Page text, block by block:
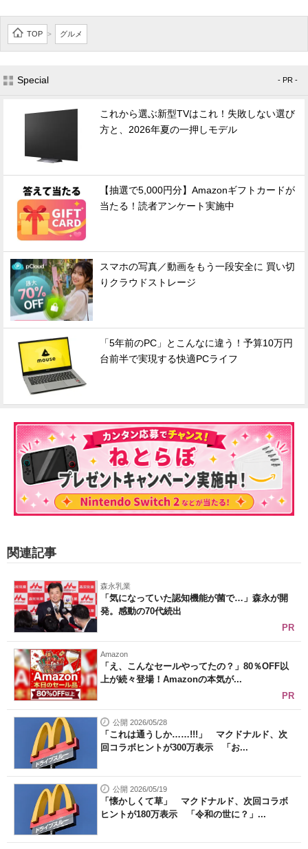
TOP > グルメ
Special - PR -
これから選ぶ新型TVはこれ！失敗しない選び
方と、2026年夏の一押しモデル
【抽選で5,000円分】Amazonギフトカードが
当たる！読者アンケート実施中
スマホの写真／動画をもう一段安全に 買い切
りクラウドストレージ
「5年前のPC」とこんなに違う！予算10万円
台前半で実現する快適PCライフ
関連記事
森永乳業
「気になっていた認知機能が菌で…」森永が開
発。感動の70代続出
PR
Amazon
「え、こんなセールやってたの？」80％OFF以
上が続々登場！Amazonの本気が...
PR
公開 2026/05/28
「これは通うしか……!!!」 マクドナルド、次
回コラボヒントが300万表示 「お...
公開 2026/05/19
「懐かしくて草」 マクドナルド、次回コラボ
ヒントが180万表示 「令和の世に？」...